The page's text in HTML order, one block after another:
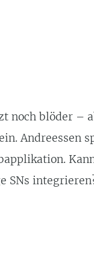
noch blöder –
Andreessen
SNs